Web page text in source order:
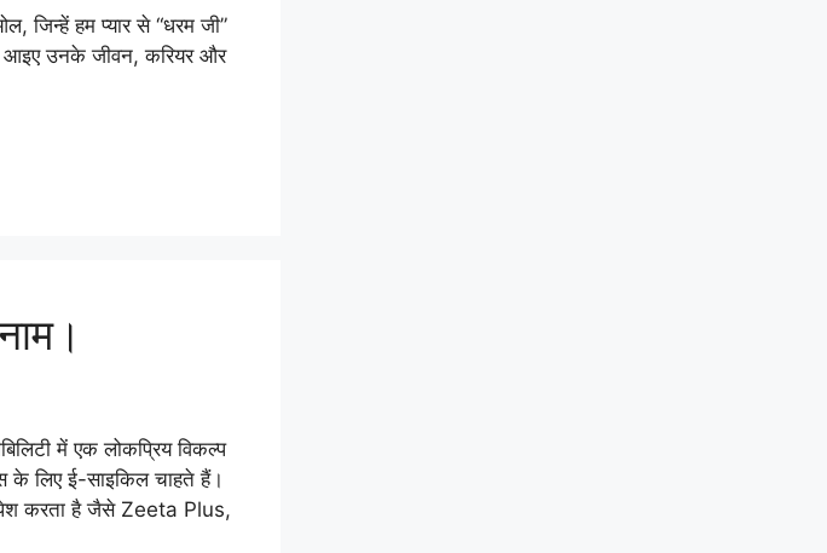
जिन्हें हम प्यार से “धरम जी”
उनके जीवन, करियर और
में एक लोकप्रिय विकल्प
के लिए ई-साइकिल चाहते हैं।
पेश करता है जैसे Zeeta Plus,